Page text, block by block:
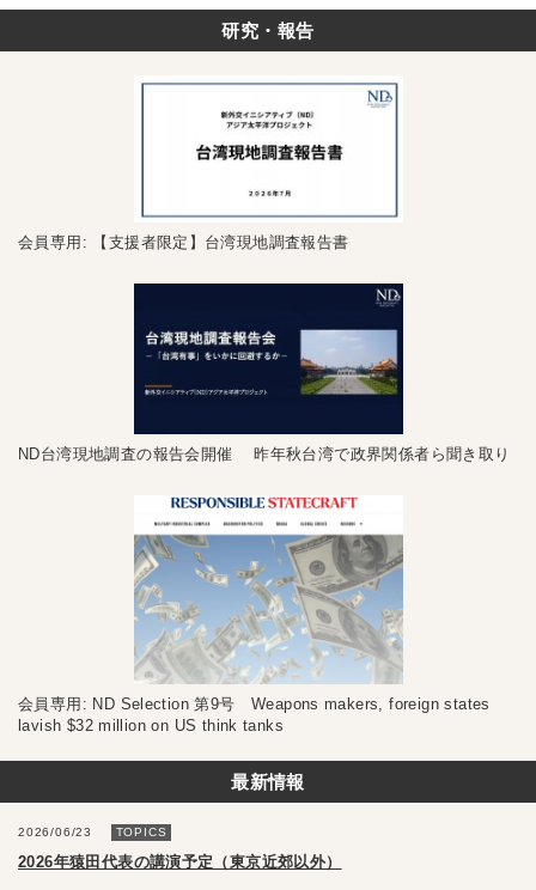
研究・報告
会員専用: 【支援者限定】台湾現地調査報告書
ND台湾現地調査の報告会開催 昨年秋台湾で政界関係者ら聞き取り
会員専用: ND Selection 第9号 Weapons makers, foreign states
lavish $32 million on US think tanks
最新情報
2026/06/23 TOPICS
2026年猿田代表の講演予定（東京近郊以外）